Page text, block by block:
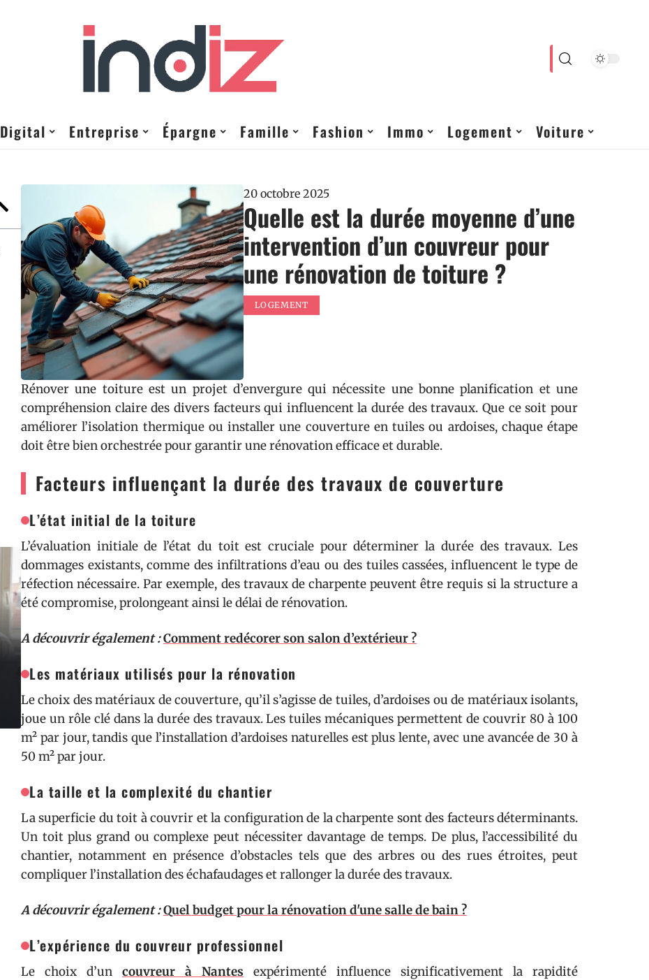
Digital Entreprise Épargne Famille Fashion Immo Logement Voiture
20 octobre 2025
Quelle est la durée moyenne d’une
intervention d’un couvreur pour
une rénovation de toiture ?
LOGEMENT
Rénover une toiture est un projet d’envergure qui nécessite une bonne planification et une
compréhension claire des divers facteurs qui influencent la durée des travaux. Que ce soit pour
améliorer l’isolation thermique ou installer une couverture en tuiles ou ardoises, chaque étape
doit être bien orchestrée pour garantir une rénovation efficace et durable.
Facteurs influençant la durée des travaux de couverture
L’état initial de la toiture
L’évaluation initiale de l’état du toit est cruciale pour déterminer la durée des travaux. Les
dommages existants, comme des infiltrations d’eau ou des tuiles cassées, influencent le type de
réfection nécessaire. Par exemple, des travaux de charpente peuvent être requis si la structure a
été compromise, prolongeant ainsi le délai de rénovation.
A découvrir également :Comment redécorer son salon d’extérieur ?
Les matériaux utilisés pour la rénovation
Le choix des matériaux de couverture, qu’il s’agisse de tuiles, d’ardoises ou de matériaux isolants,
joue un rôle clé dans la durée des travaux. Les tuiles mécaniques permettent de couvrir 80 à 100
m² par jour, tandis que l’installation d’ardoises naturelles est plus lente, avec une avancée de 30 à
50 m² par jour.
La taille et la complexité du chantier
La superficie du toit à couvrir et la configuration de la charpente sont des facteurs déterminants.
Un toit plus grand ou complexe peut nécessiter davantage de temps. De plus, l’accessibilité du
chantier, notamment en présence d’obstacles tels que des arbres ou des rues étroites, peut
compliquer l’installation des échafaudages et rallonger la durée des travaux.
A découvrir également :Quel budget pour la rénovation d'une salle de bain ?
L’expérience du couvreur professionnel
Le choix d’un couvreur à Nantes expérimenté influence significativement la rapidité